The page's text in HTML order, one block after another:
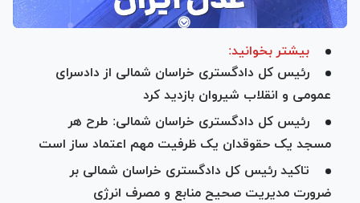
بیشتر بخوانید:
رئیس کل دادگستری خراسان شمالی از دادسرای
عمومی و انقلاب شیروان بازدید کرد
رئیس کل دادگستری خراسان شمالی: طرح هر
مسجد یک حقوقدان یک ظرفیت مهم اعتماد ساز است
تاکید رئیس کل دادگستری خراسان شمالی بر
ضرورت مدیریت صحیح منابع و مصرف انرژی